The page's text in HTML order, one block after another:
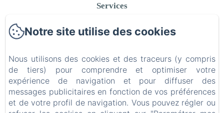
Services
Activités
Politique de confidentialité
Informations légales
Informations sur les cookies
Notre site utilise des cookies
Nous utilisons des cookies et des traceurs (y compris
de tiers) pour comprendre et optimiser votre
expérience de navigation et pour diffuser des
messages publicitaires en fonction de vos préférences
et de votre profil de navigation. Vous pouvez régler ou